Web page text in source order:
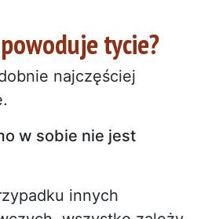
tycie?
najczęściej
w sobie nie jest
innych